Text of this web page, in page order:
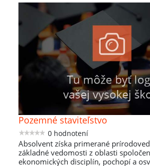
Pozemné staviteľstvo
0 hodnotení
Absolvent získa primerané
základné vedomosti z oblasti
ekonomických disciplín, pochopí a